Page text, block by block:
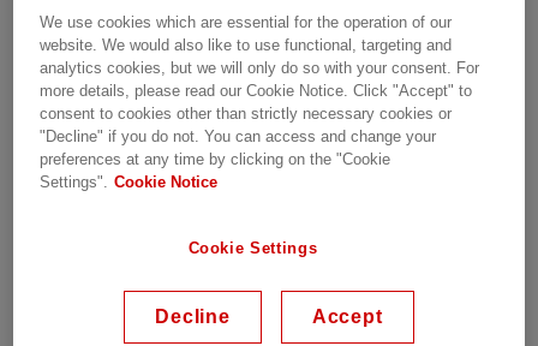
d’applications, y compris les réseaux ferroviaires
régionaux, le fret spécialisé et les lignes haute
vitesse. Les tensions de traction sont normalement
de 15 ou 25 kV, mais d’autres niveaux de tension
peuvent également être fournis.
Les schémas d’alimentation sont adoptés en
de la conception du circuit de courant de retour,
électromagnétique et d’autres facteurs pertinents.
Traditionnellement, un système d’alimentation
We use cookies which are essential for the operation of our
website. We would also like to use functional, targeting and
analytics cookies, but we will only do so with your consent. For
more details, please read our Cookie Notice. Click "Accept" to
consent to cookies other than strictly necessary cookies or
"Decline" if you do not. You can access and change your
preferences at any time by clicking on the "Cookie
Settings".
Cookie Notice
Cookie Settings
Decline Accept